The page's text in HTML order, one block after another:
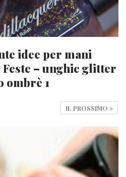
idee per mani
– unghie glitter
ombrè 1
IL PROSSIMO